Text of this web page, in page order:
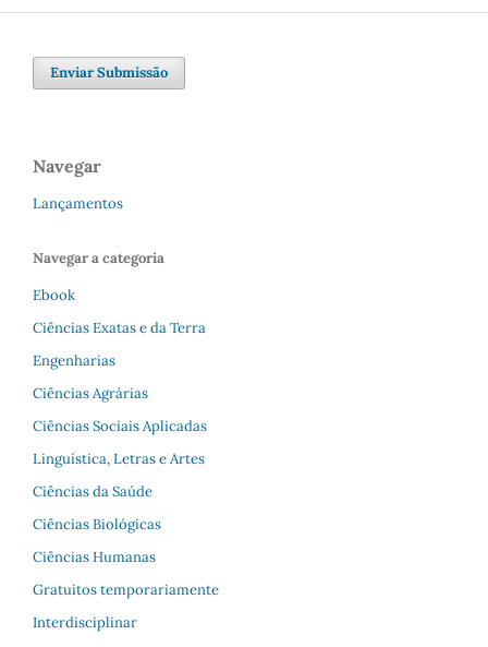
Enviar Submissão
Navegar
Lançamentos
Navegar a categoria
Ebook
Ciências Exatas e da Terra
Engenharias
Ciências Agrárias
Ciências Sociais Aplicadas
Linguística, Letras e Artes
Ciências da Saúde
Ciências Biológicas
Ciências Humanas
Gratuitos temporariamente
Interdisciplinar